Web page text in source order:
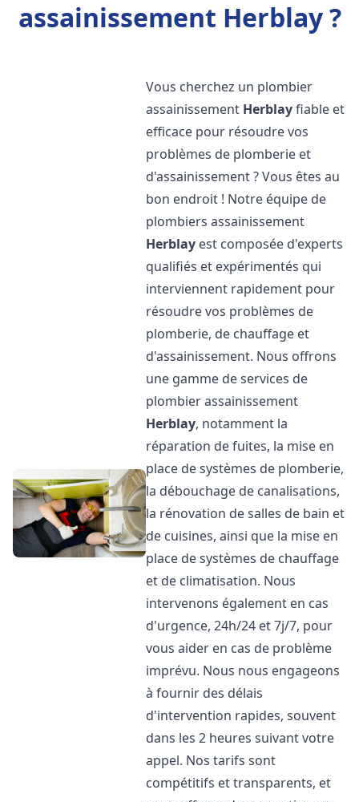
assainissement Herblay ?
Vous cherchez un plombier
assainissement Herblayfiable et
efficace pour résoudre vos
problèmes de plomberie et
d'assainissement ? Vous êtes au
bon endroit ! Notre équipe de
plombiers assainissement
Herblay est composée d'experts
qualifiés et expérimentés qui
interviennent rapidement pour
résoudre vos problèmes de
plomberie, de chauffage et
d'assainissement. Nous offrons
une gamme de services de
plombier assainissement
Herblay, notamment la
réparation de fuites, la mise en
place de systèmes de plomberie,
la débouchage de canalisations,
la rénovation de salles de bain et
de cuisines, ainsi que la mise en
place de systèmes de chauffage
et de climatisation. Nous
intervenons également en cas
d'urgence, 24h/24 et 7j/7, pour
vous aider en cas de problème
imprévu. Nous nous engageons
à fournir des délais
d'intervention rapides, souvent
dans les 2 heures suivant votre
appel. Nos tarifs sont
compétitifs et transparents, et